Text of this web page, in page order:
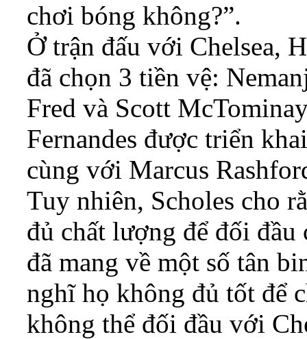
chơi bóng không?”.
Ở trận đấu với Chelsea,
đã chọn 3 tiền vệ:
Fred và Scott
Fernandes được triển
cùng với Marcus
Tuy nhiên, Scholes cho
đủ chất lượng để đối đầu
đã mang về một số tân
nghĩ họ không đủ tốt để
không thể đối đầu với